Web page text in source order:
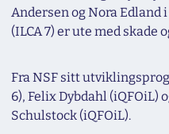
Andersen og Nora Edland
(ILCA 7) er ute med
Fra NSF sitt
6), Felix Dybdahl (iQFOiL)
Schulstock (iQFOiL).